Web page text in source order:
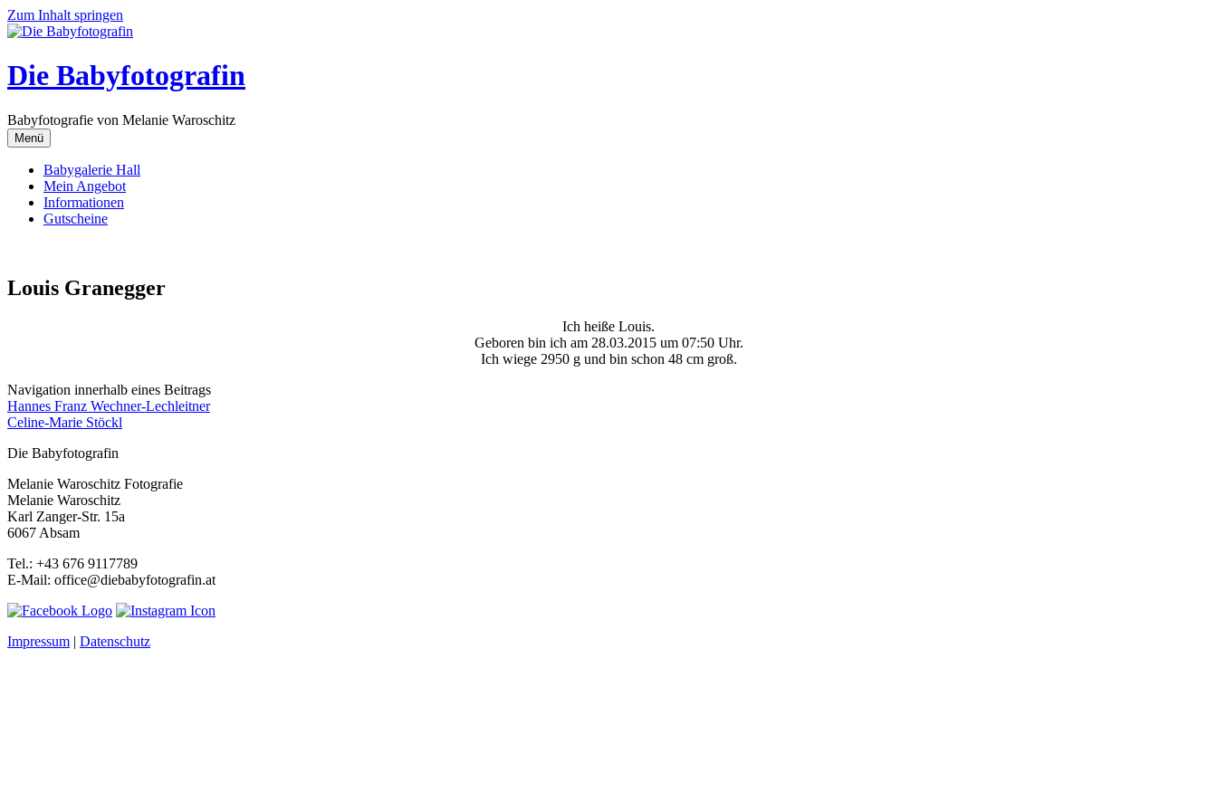
Zum Inhalt springen
Die Babyfotografin
Babyfotografie von Melanie Waroschitz
Menü
Babygalerie Hall
Mein Angebot
Informationen
Gutscheine
Louis Granegger
Ich heiße Louis.
Geboren bin ich am 28.03.2015 um 07:50 Uhr.
Ich wiege 2950 g und bin schon 48 cm groß.
Navigation innerhalb eines Beitrags
Hannes Franz Wechner-Lechleitner
Celine-Marie Stöckl
Die Babyfotografin
Melanie Waroschitz Fotografie
Melanie Waroschitz
Karl Zanger-Str. 15a
6067 Absam
Tel.: +43 676 9117789
E-Mail: office@diebabyfotografin.at
Impressum | Datenschutz